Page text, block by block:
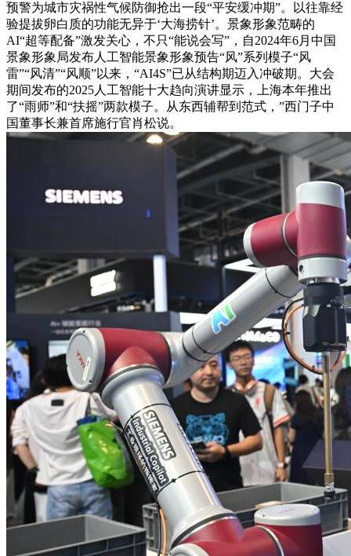
预警为城市灾祸性气候防御抢出一段“平安缓冲期”。以往靠经
验提拔卵白质的功能无异于‘大海捞针’。景象形象范畴的
AI“超等配备”激发关心，不只“能说会写”，自2024年6月中国
景象形象局发布人工智能景象形象预告“风”系列模子“风
雷”“风清”“风顺”以来，“AI4S”已从结构期迈入冲破期。大会
期间发布的2025人工智能十大趋向演讲显示，上海本年推出
了“雨师”和“扶摇”两款模子。从东西辅帮到范式，”西门子中
国董事长兼首席施行官肖松说。